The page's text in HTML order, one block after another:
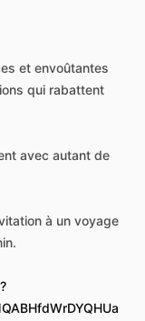
et envoûtantes
qui rabattent
avec autant de
à un voyage